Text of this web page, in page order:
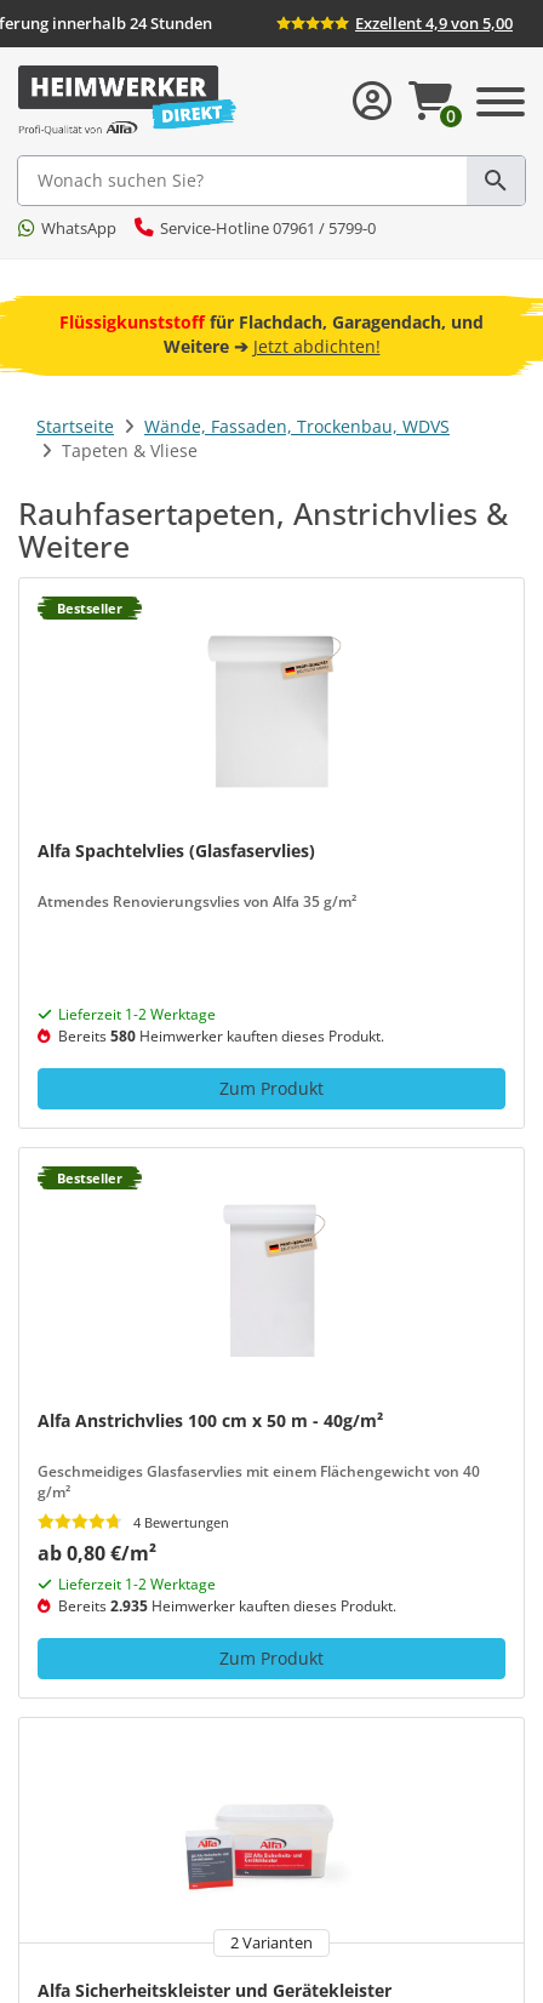
innerhalb 24 Stunden Exzellent 4,9 von 5,00
Suche
WhatsApp Service-Hotline 07961 / 5799-0
0
Flüssigkunststofffür Flachdach, Garagendach, und
Weitere ➔ Jetzt abdichten!
Startseite
Wände, Fassaden, Trockenbau, WDVS
Tapeten & Vliese
Rauhfasertapeten, Anstrichvlies &
Weitere
Bestseller
Alfa Spachtelvlies (Glasfaservlies)
Atmendes Renovierungsvlies von Alfa 35 g/m²
Lieferzeit 1-2 Werktage
Bereits580 Heimwerker kauften dieses Produkt.
Zum Produkt
Bestseller
Alfa Anstrichvlies 100 cm x 50 m - 40g/m²
Geschmeidiges Glasfaservlies mit einem Flächengewicht von 40
g/m²
4 Bewertungen
ab 0,80 €/m²
Lieferzeit 1-2 Werktage
Bereits2.935 Heimwerker kauften dieses Produkt.
Zum Produkt
2 Varianten
Alfa Sicherheitskleister und Gerätekleister